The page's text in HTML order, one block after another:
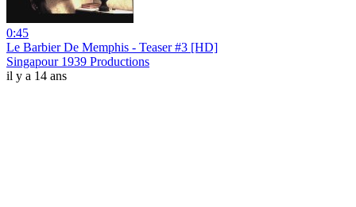
0:45
Le Barbier De Memphis - Teaser #3 [HD]
Singapour 1939 Productions
il y a 14 ans